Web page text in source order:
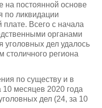
на постоянной основе
по ликвидации
плате. Всего с начала
органами
уголовных дел удалось
столичного региона
по существу и в
месяцев 2020 года
дел (24, за 10